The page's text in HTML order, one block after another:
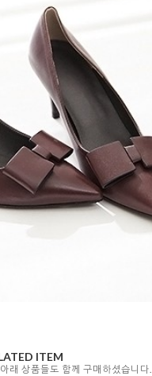
ITEM
래 상품들도 함께 구매하셨습니다.